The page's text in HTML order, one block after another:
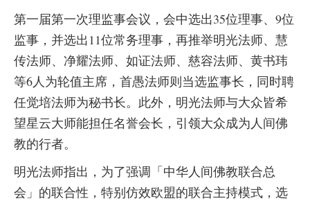
第一届第一次理监事会议，会中选出35位理事、9位
监事，并选出11位常务理事，再推举明光法师、慧
传法师、净耀法师、如证法师、慈容法师、黄书玮
等6人为轮值主席，首愚法师则当选监事长，同时聘
任觉培法师为秘书长。此外，明光法师与大众皆希
望星云大师能担任名誉会长，引领大众成为人间佛
教的行者。
明光法师指出，为了强调「中华人间佛教联合总
会」的联合性，特别仿效欧盟的联合主持模式，选